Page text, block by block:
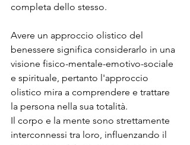
completa dello stesso.
Avere un approccio olistico del
benessere significa considerarlo in una
visione fisico-mentale-emotivo-sociale
e spirituale, pertanto l'approccio
olistico mira a comprendere e trattare
la persona nella sua totalità.
Il corpo e la mente sono strettamente
interconnessi tra loro, influenzando il